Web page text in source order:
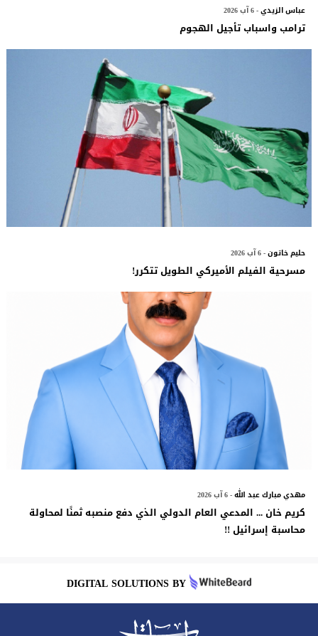
عباس الزيدي- 6 آب 2026
ترامب واسباب تأجيل الهجوم
حليم خاتون- 6 آب 2026
مسرحية الفيلم الأميركي الطويل تتكرر!
مهدي مبارك عبد الله- 6 آب 2026
كريم خان ... المدعي العام الدولي الذي دفع منصبه ثمنًا لمحاولة
محاسبة إسرائيل !!
DIGITAL SOLUTIONS BY